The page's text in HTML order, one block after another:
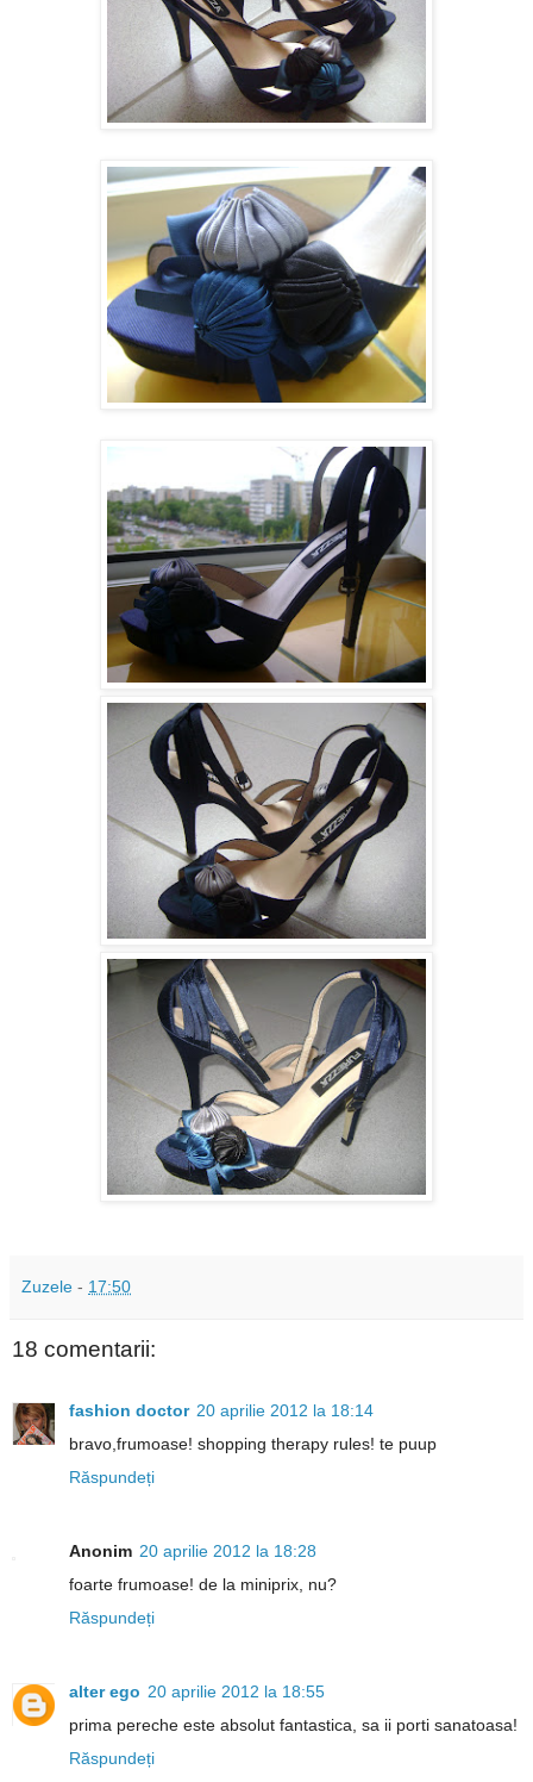
Zuzele - 17:50
18 comentarii:
fashion doctor 20 aprilie 2012 la 18:14
bravo,frumoase! shopping therapy rules! te puup
Răspundeți
Anonim 20 aprilie 2012 la 18:28
foarte frumoase! de la miniprix, nu?
Răspundeți
alter ego 20 aprilie 2012 la 18:55
prima pereche este absolut fantastica, sa ii porti sanatoasa!
Răspundeți